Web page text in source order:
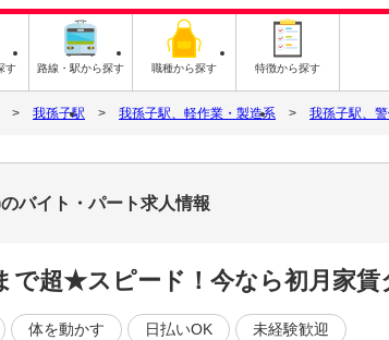
す 路線・駅から探す 職種から探す 特徴から探す
我孫子駅 我孫子駅、軽作業・製造系 我孫子駅、
バイト・パート求人情報
超★スピード！今なら初月家賃
体を動かす 日払いOK 未経験歓迎